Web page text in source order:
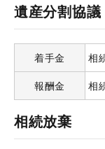
遺産分割協議
着手金 相
報酬金 相
相続放棄